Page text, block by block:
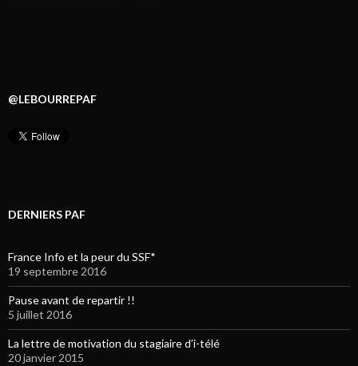
@LEBOURREPAF
DERNIERS PAF
France Info et la peur du SSF*
19 septembre 2016
Pause avant de repartir !!
5 juillet 2016
La lettre de motivation du stagiaire d’i-télé
20 janvier 2015